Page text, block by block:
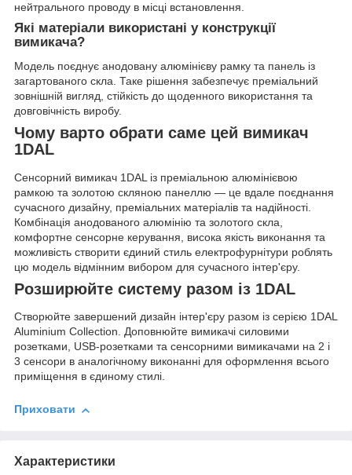
нейтрального проводу в місці встановлення.
Які матеріали використані у конструкції
вимикача?
Модель поєднує анодовану алюмінієву рамку та панель із
загартованого скла. Таке рішення забезпечує преміальний
зовнішній вигляд, стійкість до щоденного використання та
довговічність виробу.
Чому варто обрати саме цей вимикач
1DAL
Сенсорний вимикач 1DAL із преміальною алюмінієвою
рамкою та золотою скляною панеллю — це вдале поєднання
сучасного дизайну, преміальних матеріалів та надійності.
Комбінація анодованого алюмінію та золотого скла,
комфортне сенсорне керування, висока якість виконання та
можливість створити єдиний стиль електрофурнітури роблять
цю модель відмінним вибором для сучасного інтер'єру.
Розширюйте систему разом із 1DAL
Створюйте завершений дизайн інтер'єру разом із серією 1DAL
Aluminium Collection. Доповнюйте вимикачі силовими
розетками, USB-розетками та сенсорними вимикачами на 2 і
3 сенсори в аналогічному виконанні для оформлення всього
приміщення в єдиному стилі.
Приховати
Характеристики